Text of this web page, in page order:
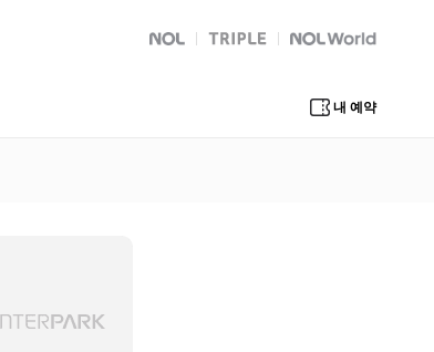
NOL
트리플 Global Interpark
내 예약